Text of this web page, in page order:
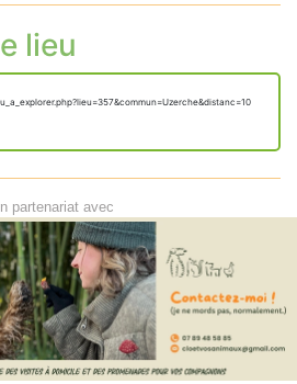
lieu
partenariat avec